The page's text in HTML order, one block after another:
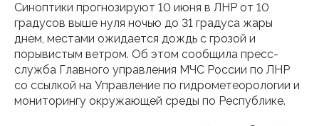
Синоптики прогнозируют 10 июня в ЛНР от 10
градусов выше нуля ночью до 31 градуса жары
днем, местами ожидается дождь с грозой и
порывистым ветром. Об этом сообщила пресс-
служба Главного управления МЧС России по ЛНР
со ссылкой на Управление по гидрометеорологии и
мониторингу окружающей среды по Республике.